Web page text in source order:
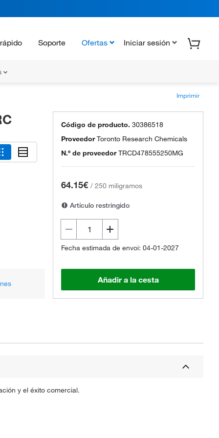
Soporte Ofertas Iniciar sesión
Imprimir
Código de producto. 30386518
ProveedorToronto Research Chemicals
N.º de proveedor TRCD478555250MG
64.15€ / 250 miligramos
Artículo restringido
Fecha estimada de envoi: 04-01-2027
Añadir a la cesta
y el éxito comercial.